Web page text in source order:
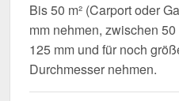
Bis 50 m² (Carport oder
mm nehmen, zwischen 50
125 mm und für noch
Durchmesser nehmen.